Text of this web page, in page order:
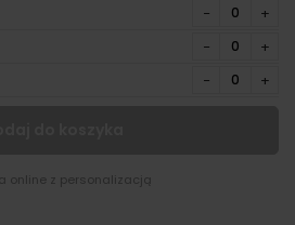
− +
− +
− +
online z personalizacją